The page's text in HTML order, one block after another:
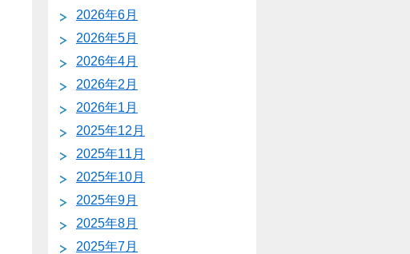
2026年6月
2026年5月
2026年4月
2026年2月
2026年1月
2025年12月
2025年11月
2025年10月
2025年9月
2025年8月
2025年7月